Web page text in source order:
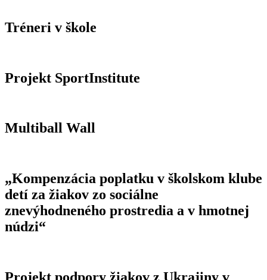
Tréneri v škole
Projekt SportInstitute
Multiball Wall
„Kompenzácia poplatku v školskom klube
detí za žiakov zo sociálne
znevýhodneného prostredia a v hmotnej
núdzi“